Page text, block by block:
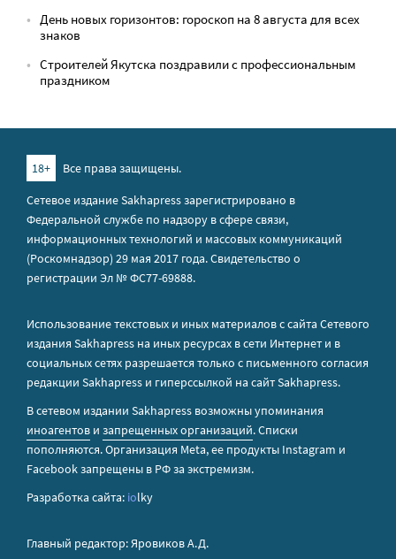
День новых горизонтов: гороскоп на 8 августа для всех
знаков
Строителей Якутска поздравили с профессиональным
праздником
18+
Все права защищены.
Сетевое издание Sakhapress зарегистрировано в
Федеральной службе по надзору в сфере связи,
информационных технологий и массовых коммуникаций
(Роскомнадзор) 29 мая 2017 года. Свидетельство о
регистрации Эл № ФС77-69888.
Использование текстовых и иных материалов с сайта Сетевого
издания Sakhapress на иных ресурсах в сети Интернет и в
социальных сетях разрешается только с письменного согласия
редакции Sakhapress и гиперссылкой на сайт Sakhapress.
В сетевом издании Sakhapress возможны упоминания
иноагентов и запрещенных организаций. Списки
пополняются. Организация Metа, ее продукты Instagram и
Facebook запрещены в РФ за экстремизм.
Разработка сайта: iolky
Главный редактор: Яровиков А.Д.